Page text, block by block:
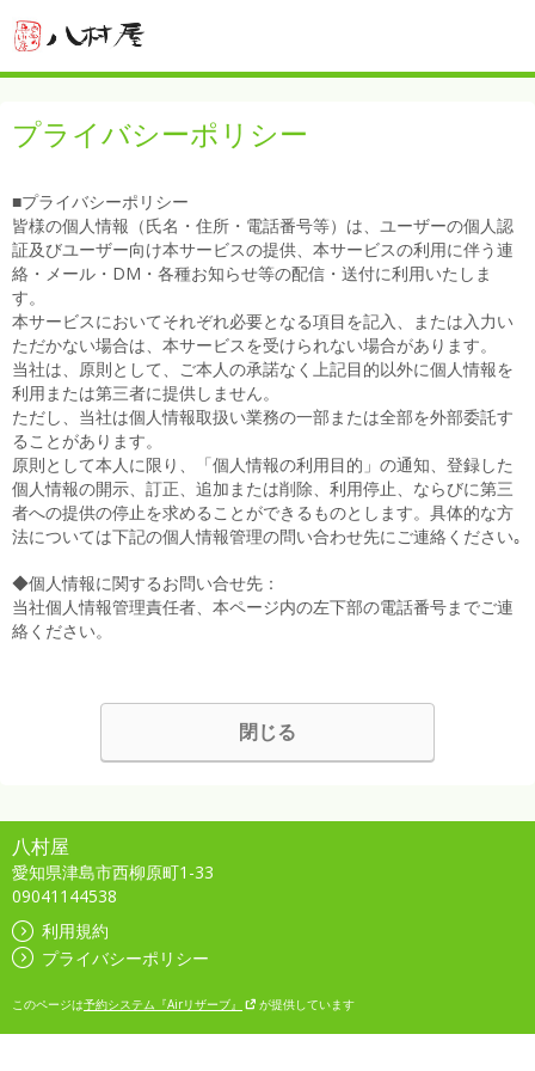
プライバシーポリシー
■プライバシーポリシー
皆様の個人情報（氏名・住所・電話番号等）は、ユーザーの個人認
証及びユーザー向け本サービスの提供、本サービスの利用に伴う連
絡・メール・DM・各種お知らせ等の配信・送付に利用いたしま
す。
本サービスにおいてそれぞれ必要となる項目を記入、または入力い
ただかない場合は、本サービスを受けられない場合があります。
当社は、原則として、ご本人の承諾なく上記目的以外に個人情報を
利用または第三者に提供しません。
ただし、当社は個人情報取扱い業務の一部または全部を外部委託す
ることがあります。
原則として本人に限り、「個人情報の利用目的」の通知、登録した
個人情報の開示、訂正、追加または削除、利用停止、ならびに第三
者への提供の停止を求めることができるものとします。具体的な方
法については下記の個人情報管理の問い合わせ先にご連絡ください｡
◆個人情報に関するお問い合せ先：
当社個人情報管理責任者、本ページ内の左下部の電話番号までご連
絡ください。
閉じる
八村屋
愛知県津島市西柳原町1-33
09041144538
利用規約
プライバシーポリシー
このページは予約システム『Airリザーブ』 が提供しています